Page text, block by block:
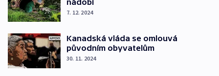
7. 12. 2024
Kanadská vláda se omlouvá
původním obyvatelům
30. 11. 2024